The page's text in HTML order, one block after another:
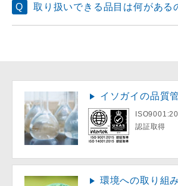
取り扱いできる品目は何がある
イソガイの品質
認証取得
環境への取り組み